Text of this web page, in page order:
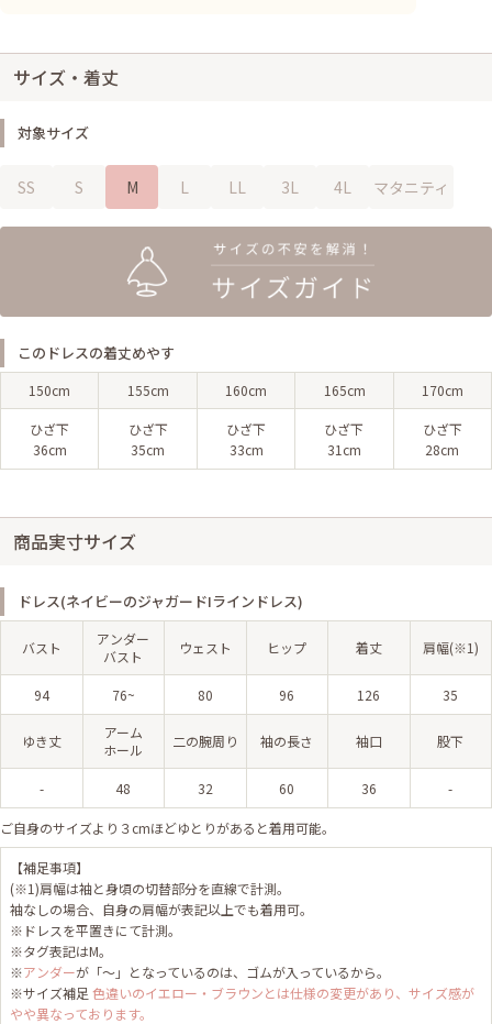
サイズ・着丈
対象サイズ
SS S M L LL 3L 4L マタニティ
このドレスの着丈めやす
150cm 155cm 160cm 165cm 170cm
ひざ下
36cm
ひざ下
35cm
ひざ下
33cm
ひざ下
31cm
ひざ下
28cm
商品実寸サイズ
ドレス(ネイビーのジャガードIラインドレス)
バスト
アンダー
バスト
ウェスト ヒップ 着丈 肩幅(※1)
94 76~ 80 96 126 35
ゆき丈
アーム
ホール
二の腕周り 袖の長さ 袖口 股下
- 48 32 60 36 -
ご自身のサイズより３cmほどゆとりがあると着用可能。
【補足事項】
(※1)肩幅は袖と身頃の切替部分を直線で計測。
袖なしの場合、自身の肩幅が表記以上でも着用可。
※ドレスを平置きにて計測。
※タグ表記はM。
※アンダーが「～」となっているのは、ゴムが入っているから。
※サイズ補足 色違いのイエロー・ブラウンとは仕様の変更があり、サイズ感が
やや異なっております。